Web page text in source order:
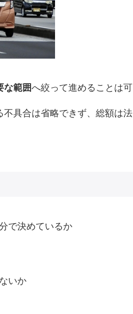
な範囲へ絞って進めることは可
具合は省略できず、総額は法
で決めているか
いか